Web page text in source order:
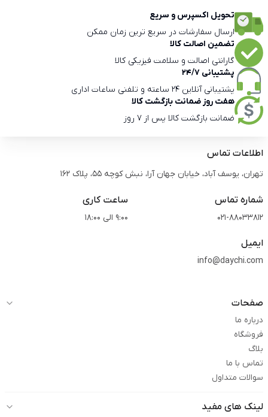
تحویل اکسپرس و سریع
ارسال سفارشات در سریع ترین زمان ممکن
تضمین اصالت کالا
گارانتی اصالت و سلامت فیزیکی کالا
پشتیبانی 24/7
پشتیبانی آنلاین 24 ساعته و تلفنی ساعات اداری
هفت روز ضمانت بازگشت کالا
ضمانت بازگشت کالا پس از 7 روز
اطلاعات تماس
تهران، یوسف آباد، خیابان جهان آرا، نبش کوچه 55، پلاک 162
شماره تماس
021-88033812
ساعت کاری
9:00 الی 18:00
ایمیل
info@daychi.com
صفحات
درباره ما
فروشگاه
بلاگ
تماس با ما
سوالات متداول
لینک های مفید